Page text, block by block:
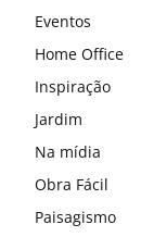
Eventos
Home Office
Inspiração
Jardim
Na mídia
Obra Fácil
Paisagismo